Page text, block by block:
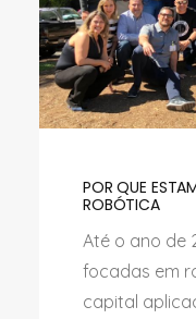
POR QUE
ROBÓTICA
Até o ano de
focadas em
capital